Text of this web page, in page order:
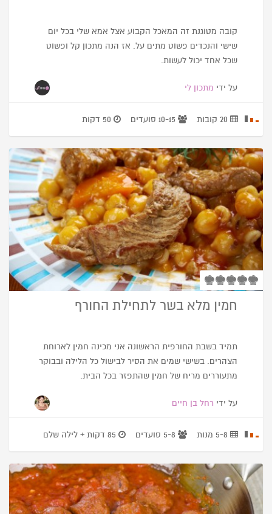
קובה מטוגנת זה המאכל הקבוע אצל אמא שלי בכל יום
שישי והנכדים פשוט מתים על. אז הנה מתכון קל ופשוט
שכל אחד יכול לעשות.
על ידי מתכון לי
חמין מלא בשר לתחילת החורף
תמיד בשבת החורפית הראשונה אני מכינה חמין לארוחת
הצהרים. בשישי שמים את הסיר לבישול כל הלילה ובבוקר
מתעוררים מריח של חמין שהתפזר בכל הבית.
על ידי רחל בן חיים